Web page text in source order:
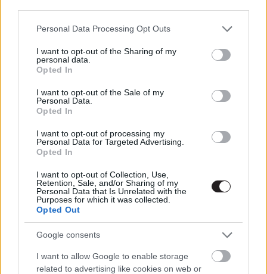
Please note that this website/app uses one or more Google
not limited to your visit or usage behaviour. You may click to
grant or deny consent to Google and its third-party tags to
use your data for below specified purposes in below Google
consent section.
Personal Data Processing Opt Outs
I want to opt-out of the Sharing of my
personal data.
Opted In
I want to opt-out of the Sale of my
Personal Data.
Opted In
I want to opt-out of processing my
Personal Data for Targeted Advertising.
Opted In
I want to opt-out of Collection, Use,
Retention, Sale, and/or Sharing of my
Personal Data that Is Unrelated with the
Purposes for which it was collected.
Opted Out
Google consents
I want to allow Google to enable storage
related to advertising like cookies on web or
Talán a mostani etapban nincsenek is olyan
szembeötlően nagy elfordítások és gagyi
marketingfogások, azért a Battleship - Csatahajó kombó
abból készült?
Another Year / Még egy év
Paranormal Activity 3 / Parajelenségek 3
We Need to Talk About Kevin / Beszélnünk kell Kevinről
The Skin I Live In / A bőr, amelyben élek
Shark Night 3D / Cápák éjszakája 3D
Perfect Sense / Hétköznapi pár
The Darkest Hour / A legsötétebb óra